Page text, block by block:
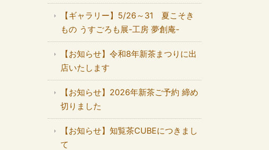
【ギャラリー】5/26～31 夏こそき
もの うすごろも展-工房 夢創庵-
【お知らせ】令和8年新茶まつりに出
店いたします
【お知らせ】2026年新茶ご予約 締め
切りました
【お知らせ】知覧茶CUBEにつきまし
て